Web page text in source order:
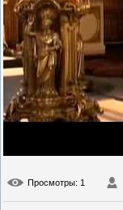
Просмотры: 1